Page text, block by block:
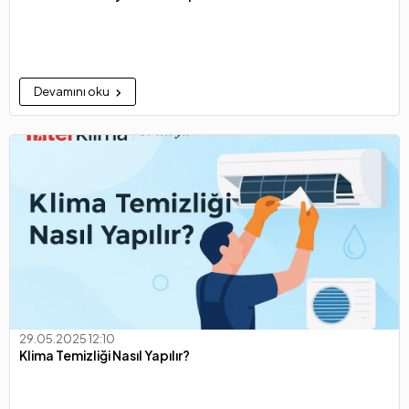
Devamını oku
29.05.2025 12:10
Klima Temizliği Nasıl Yapılır?